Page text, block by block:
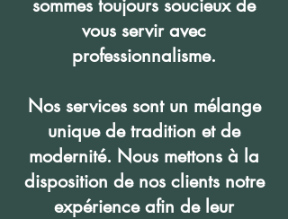
sommes toujours soucieux de
vous servir avec
professionnalisme.
Nos services sont un mélange
unique de tradition et de
modernité. Nous mettons à la
disposition de nos clients notre
expérience afin de leur